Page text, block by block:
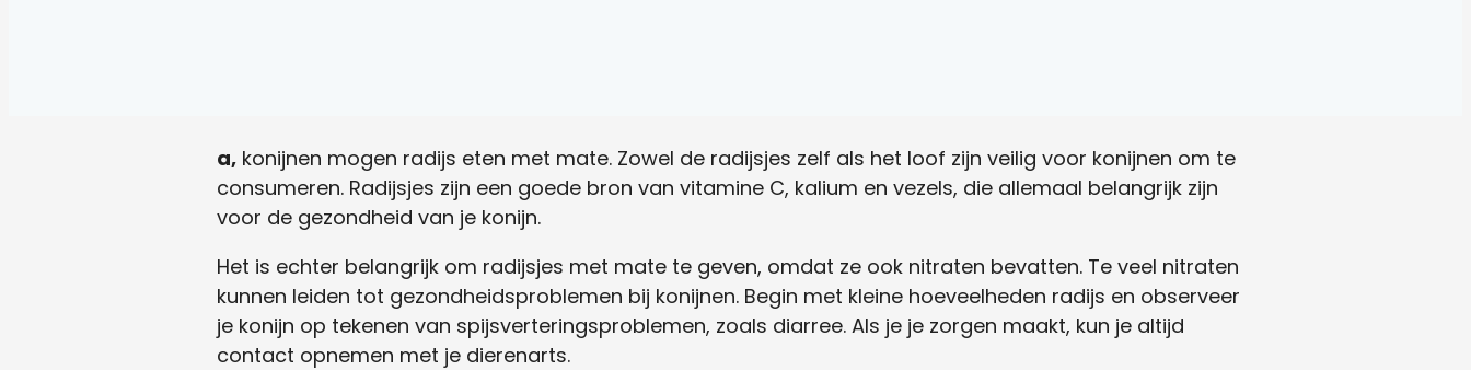
a, konijnen mogen radijs eten met mate. Zowel de radijsjes zelf als het loof zijn veilig voor konijnen om te
consumeren. Radijsjes zijn een goede bron van vitamine C, kalium en vezels, die allemaal belangrijk zijn
voor de gezondheid van je konijn.
Het is echter belangrijk om radijsjes met mate te geven, omdat ze ook nitraten bevatten. Te veel nitraten
kunnen leiden tot gezondheidsproblemen bij konijnen. Begin met kleine hoeveelheden radijs en observeer
je konijn op tekenen van spijsverteringsproblemen, zoals diarree. Als je je zorgen maakt, kun je altijd
contact opnemen met je dierenarts.